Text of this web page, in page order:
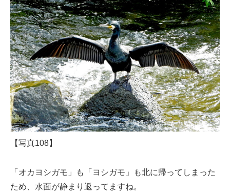
【写真108】
「オカヨシガモ」も「ヨシガモ」も北に帰ってしまった
ため、水面が静まり返ってますね。